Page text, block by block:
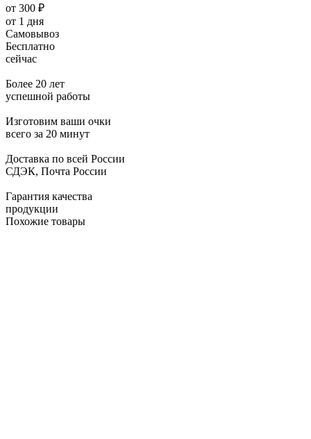
от 300 ₽
от 1 дня
Самовывоз
Бесплатно
сейчас
Более 20 лет
успешной работы
Изготовим ваши очки
всего за 20 минут
Доставка по всей России
СДЭК, Почта России
Гарантия качества
продукции
Похожие товары